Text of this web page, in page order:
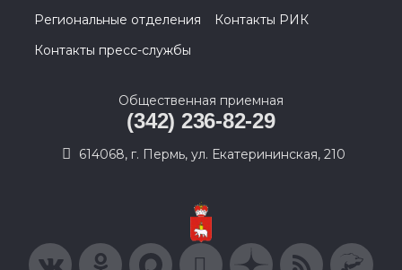
Региональные отделения
Контакты РИК
Контакты пресс-службы
Общественная приемная
(342) 236-82-29
614068, г. Пермь, ул. Екатерининская, 210